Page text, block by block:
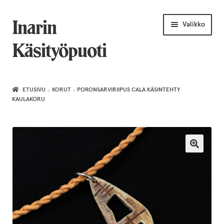
Siirry
navigointiin
Siirry
sisältöön
Inarin
Käsityöpuoti
Valikko
Uniikkiviikko
Joululahjat naiselle
Puusepäntuotteet
ETUSIVU KORUT
PORONSARVIRIIPUS CALA KÄSINTEHTY
KAULAKORU